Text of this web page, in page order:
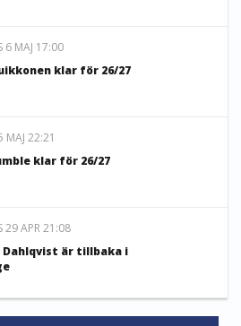
6 MAJ 17:00
klar för 26/27
MAJ 22:21
klar för 26/27
29 APR 21:08
Dahlqvist är tillbaka i